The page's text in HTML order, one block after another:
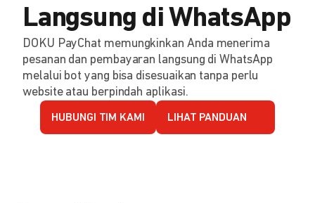
Langsung di WhatsApp
DOKU PayChat memungkinkan Anda menerima
pesanan dan pembayaran langsung di WhatsApp
melalui bot yang bisa disesuaikan tanpa perlu
website atau berpindah aplikasi.
HUBUNGI TIM KAMI LIHAT PANDUAN